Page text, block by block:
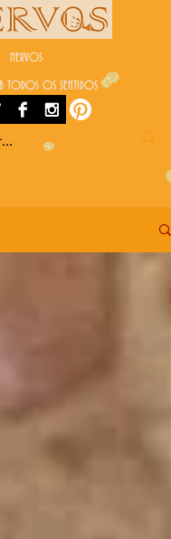
NERVOS
TODOS OS SENTIDOS